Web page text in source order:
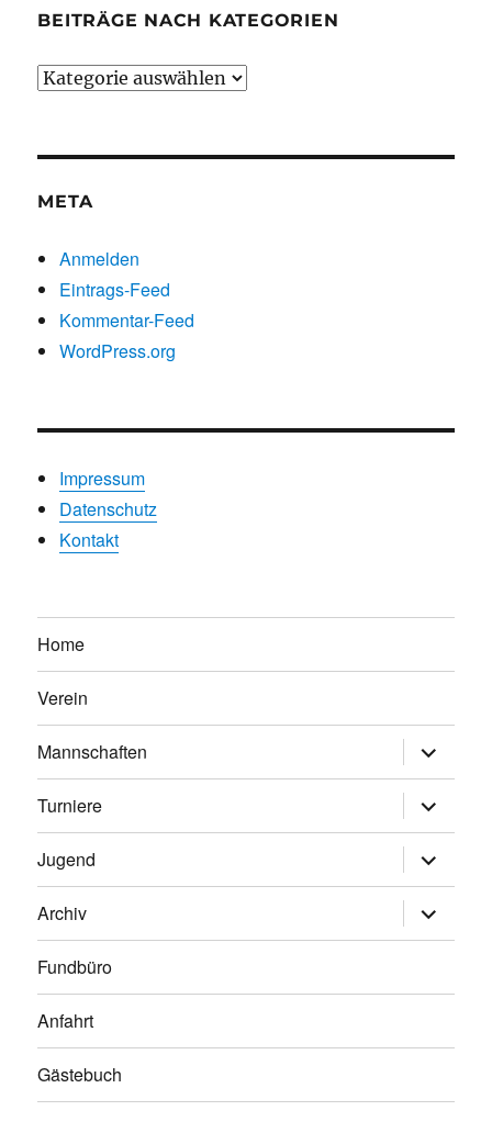
BEITRÄGE NACH KATEGORIEN
Beiträge
META
Anmelden
Eintrags-Feed
Kommentar-Feed
WordPress.org
Impressum
Datenschutz
Kontakt
Home
Verein
Mannschaften
anzeigen
Turniere
anzeigen
Jugend
anzeigen
Archiv
anzeigen
Fundbüro
Anfahrt
Gästebuch